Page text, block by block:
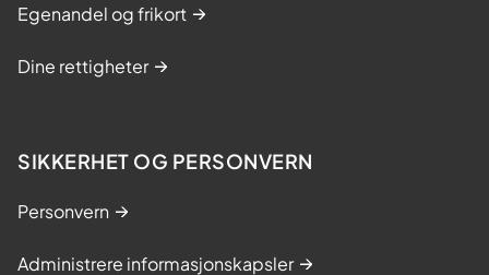
Egenandel og frikort
Dine rettigheter
SIKKERHET OG PERSONVERN
Personvern
Administrere informasjonskapsler